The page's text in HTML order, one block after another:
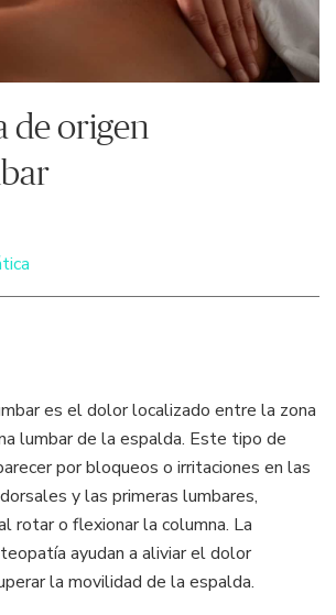
de origen
es el dolor localizado entre la zona
lumbar de la espalda. Este tipo de
por bloqueos o irritaciones en las
y las primeras lumbares,
rotar o flexionar la columna. La
ayudan a aliviar el dolor
la movilidad de la espalda.